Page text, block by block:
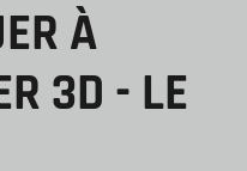
À
3D - LE